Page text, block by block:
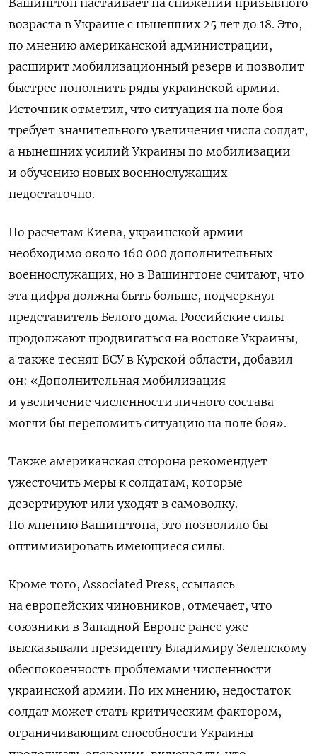
Вашингтон настаивает на снижении призывного
возраста в Украине с нынешних 25 лет до 18. Это,
по мнению американской администрации,
расширит мобилизационный резерв и позволит
быстрее пополнить ряды украинской армии.
Источник отметил, что ситуация на поле боя
требует значительного увеличения числа солдат,
а нынешних усилий Украины по мобилизации
и обучению новых военнослужащих
недостаточно.
По расчетам Киева, украинской армии
необходимо около 160 000 дополнительных
военнослужащих, но в Вашингтоне считают, что
эта цифра должна быть больше, подчеркнул
представитель Белого дома. Российские силы
продолжают продвигаться на востоке Украины,
а также теснят ВСУ в Курской области, добавил
он: «Дополнительная мобилизация
и увеличение численности личного состава
могли бы переломить ситуацию на поле боя».
Также американская сторона рекомендует
ужесточить меры к солдатам, которые
дезертируют или уходят в самоволку.
По мнению Вашингтона, это позволило бы
оптимизировать имеющиеся силы.
Кроме того, Associated Press, ссылаясь
на европейских чиновников, отмечает, что
союзники в Западной Европе ранее уже
высказывали президенту Владимиру Зеленскому
обеспокоенность проблемами численности
украинской армии. По их мнению, недостаток
солдат может стать критическим фактором,
ограничивающим способности Украины